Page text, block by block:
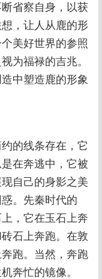
省察自身，以获
，让人从鹿的形
美好世界的参照
为福禄的吉兆。
中塑造鹿的形象
的线条存在，它
在奔逃中，它被
自己的身影之美
。先秦时代的
，它在玉石上奔
石上奔跑。在敦
跑。当然，奔跑
奔忙的镜像。